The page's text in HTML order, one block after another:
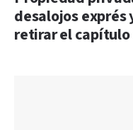
desalojos exprés
retirar el